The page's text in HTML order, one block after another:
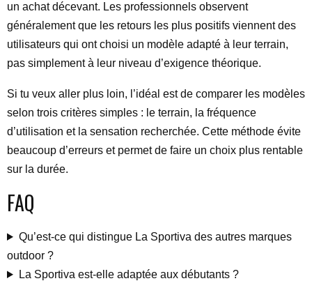
un achat décevant. Les professionnels observent
généralement que les retours les plus positifs viennent des
utilisateurs qui ont choisi un modèle adapté à leur terrain,
pas simplement à leur niveau d’exigence théorique.
Si tu veux aller plus loin, l’idéal est de comparer les modèles
selon trois critères simples : le terrain, la fréquence
d’utilisation et la sensation recherchée. Cette méthode évite
beaucoup d’erreurs et permet de faire un choix plus rentable
sur la durée.
FAQ
Qu’est-ce qui distingue La Sportiva des autres marques
outdoor ?
La Sportiva est-elle adaptée aux débutants ?